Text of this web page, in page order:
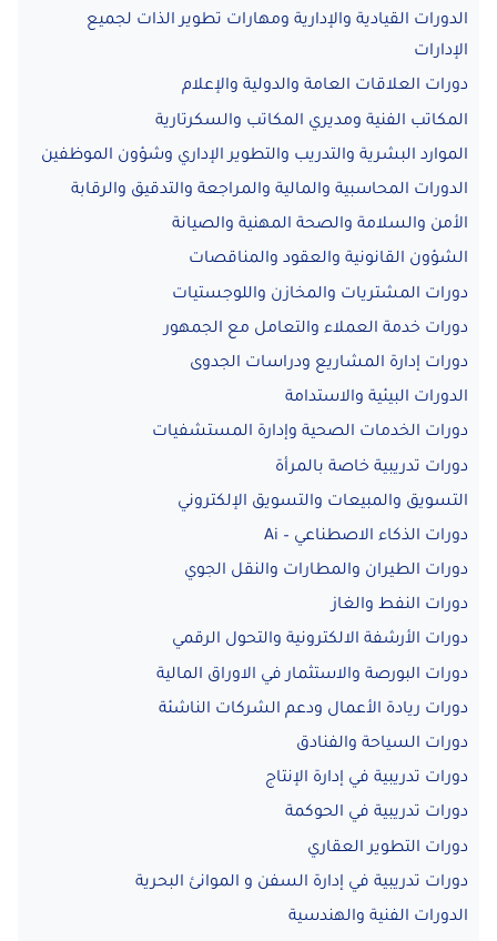
الدورات القيادية والإدارية ومهارات تطوير الذات لجميع
الإدارات
دورات العلاقات العامة والدولية والإعلام
المكاتب الفنية ومديري المكاتب والسكرتارية
الموارد البشرية والتدريب والتطوير الإداري وشؤون الموظفين
الدورات المحاسبية والمالية والمراجعة والتدقيق والرقابة
الأمن والسلامة والصحة المهنية والصيانة
الشؤون القانونية والعقود والمناقصات
دورات المشتريات والمخازن واللوجستيات
دورات خدمة العملاء والتعامل مع الجمهور
دورات إدارة المشاريع ودراسات الجدوى
الدورات البيئية والاستدامة
دورات الخدمات الصحية وإدارة المستشفيات
دورات تدريبية خاصة بالمرأة
التسويق والمبيعات والتسويق الإلكتروني
دورات الذكاء الاصطناعي – Ai
دورات الطيران والمطارات والنقل الجوي
دورات النفط والغاز
دورات الأرشفة الالكترونية والتحول الرقمي
دورات البورصة والاستثمار في الاوراق المالية
دورات ريادة الأعمال ودعم الشركات الناشئة
دورات السياحة والفنادق
دورات تدريبية في إدارة الإنتاج
دورات تدريبية في الحوكمة
دورات التطوير العقاري
دورات تدريبية في إدارة السفن و الموانئ البحرية
الدورات الفنية والهندسية